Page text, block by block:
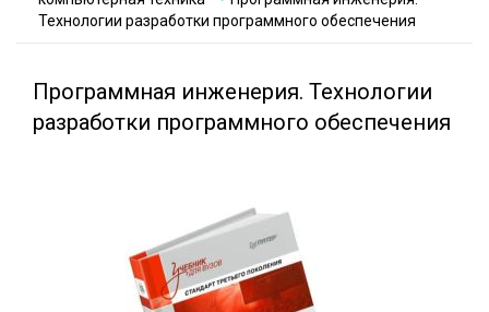
Акции и скидки
Технологии разработки программного обеспечения
Программная инженерия. Технологии
разработки программного обеспечения